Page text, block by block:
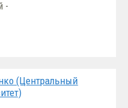
-
(Центральный